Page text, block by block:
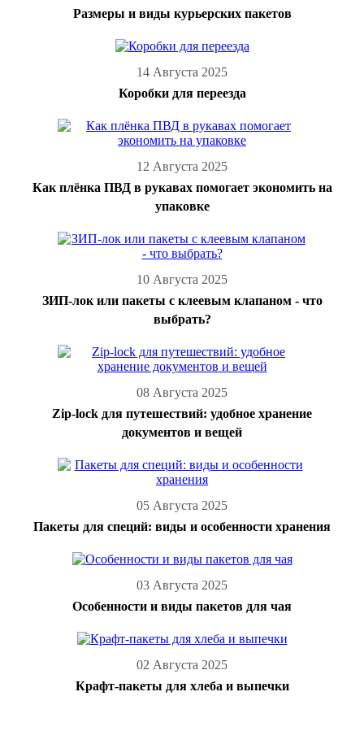
Размеры и виды курьерских пакетов
14 Августа 2025
Коробки для переезда
12 Августа 2025
Как плёнка ПВД в рукавах помогает экономить на
упаковке
10 Августа 2025
ЗИП-лок или пакеты с клеевым клапаном - что
выбрать?
08 Августа 2025
Zip-lock для путешествий: удобное хранение
документов и вещей
05 Августа 2025
Пакеты для специй: виды и особенности хранения
03 Августа 2025
Особенности и виды пакетов для чая
02 Августа 2025
Крафт-пакеты для хлеба и выпечки